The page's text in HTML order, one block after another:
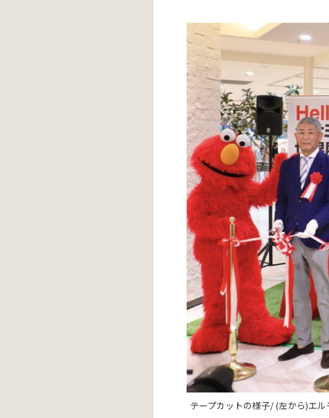
テープカットの様子/ (左から)エ